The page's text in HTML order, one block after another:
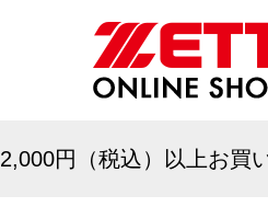
2,000円（税込）以上お買